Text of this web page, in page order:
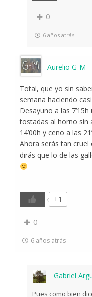
0
6 años atrás
Aurelio G-M
Total, que yo sin
semana haciendo
Desayuno a las
tostadas al horno sin
14’00h y ceno a las
Ahora serás tan
dirás que lo de las
+1
0
6 años atrás
Gabriel
Pues como bien